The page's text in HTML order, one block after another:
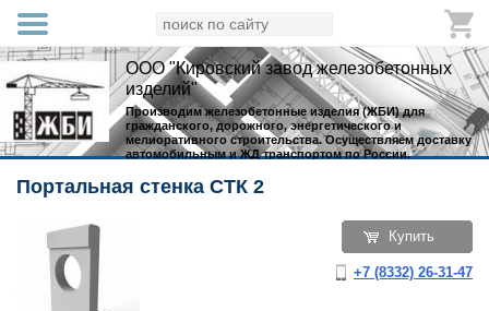
ООО "Кировский завод железобетонных
изделий"
Производим железобетонные изделия (ЖБИ) для
гражданского, дорожного, энергетического и
мелиоративного строительства. Осуществляем доставку
автомобильным и ЖД транспортом по России.
Портальная стенка СТК 2
Купить
+7 (8332) 26-31-47